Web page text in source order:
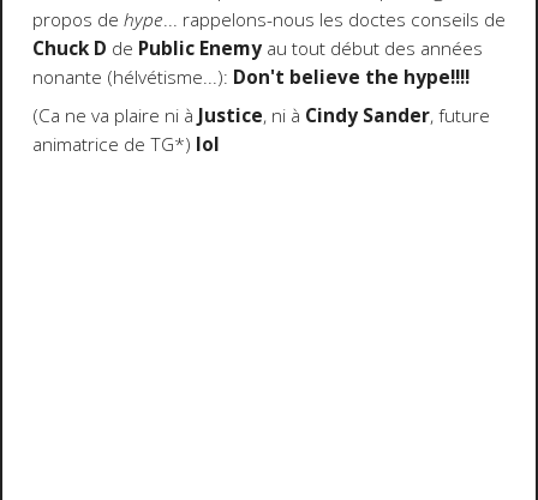
propos de hype... rappelons-nous les doctes conseils de
Chuck D de Public Enemyau tout début des années
nonante (hélvétisme...): Don't believe the hype!!!!
(Ca ne va plaire ni à Justice, ni à Cindy Sander, future
animatrice de TG*) lol